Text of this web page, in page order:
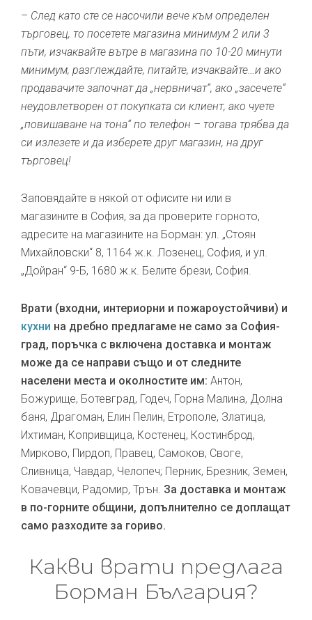
– След като сте се насочили вече към определен
търговец, то посетете магазина минимум 2 или 3
пъти, изчаквайте вътре в магазина по 10-20 минути
минимум, разглеждайте, питайте, изчаквайте…и ако
продавачите започнат да „нервничат“, ако „засечете“
неудовлетворен от покупката си клиент, ако чуете
„повишаване на тона“ по телефон – тогава трябва да
си излезете и да изберете друг магазин, на друг
търговец!
Заповядайте в някой от офисите ни или в
магазините в София, за да проверите горното,
адресите на магазините на Борман: ул. „Стоян
Михайловски“ 8, 1164 ж.к. Лозенец, София, и ул.
„Дойран“ 9-Б, 1680 ж.к. Белите брези, София.
Врати (входни, интериорни и пожароустойчиви) и
кухни на дребно предлагаме не само за София-
град, поръчка с включена доставка и монтаж
може да се направи също и от следните
населени места и околностите им: Антон,
Божурище, Ботевград, Годеч, Горна Малина, Долна
баня, Драгоман, Елин Пелин, Етрополе, Златица,
Ихтиман, Копривщица, Костенец, Костинброд,
Мирково, Пирдоп, Правец, Самоков, Своге,
Сливница, Чавдар, Челопеч; Перник, Брезник, Земен,
Ковачевци, Радомир, Трън. За доставка и монтаж
в по-горните общини, допълнително се доплащат
само разходите за гориво.
Какви врати предлага
Борман България?